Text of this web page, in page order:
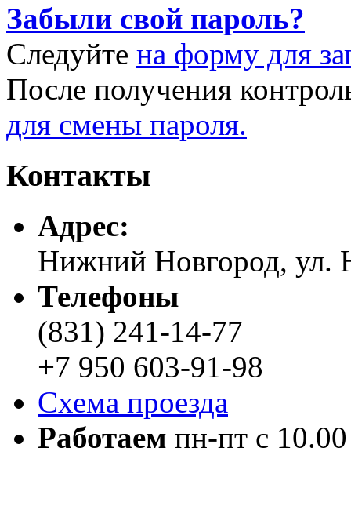
Забыли свой пароль?
Следуйте на форму для
После получения
для смены пароля.
Контакты
Адреc:
Нижний Новгород, ул.
Телефоны
(831) 241-14-77
+7 950 603-91-98
Схема проезда
Работаем пн-пт с